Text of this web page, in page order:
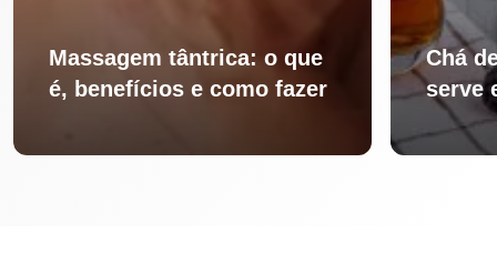
Massagem tântrica: o que
é, benefícios e como fazer
Chá
serve